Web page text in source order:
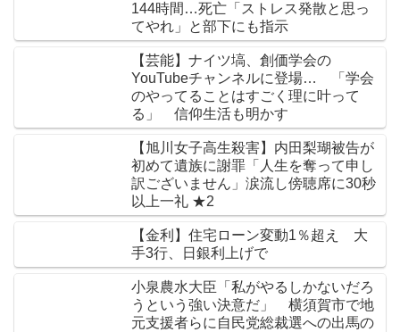
144時間…死亡「ストレス発散と思っ
てやれ」と部下にも指示
【芸能】ナイツ塙、創価学会の
YouTubeチャンネルに登場… 「学会
のやってることはすごく理に叶って
る」 信仰生活も明かす
【旭川女子高生殺害】内田梨瑚被告が
初めて遺族に謝罪「人生を奪って申し
訳ございません」涙流し傍聴席に30秒
以上一礼 ★2
【金利】住宅ローン変動1％超え 大
手3行、日銀利上げで
小泉農水大臣「私がやるしかないだろ
うという強い決意だ」 横須賀市で地
元支援者らに自民党総裁選への出馬の